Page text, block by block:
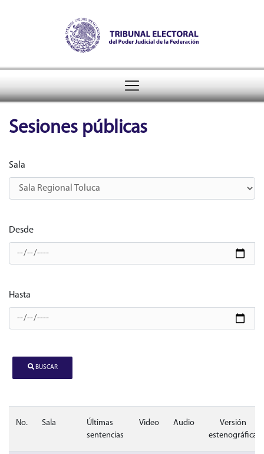
Tribunal Electoral del
header
Sesiones públicas
Filtros de búsqueda de sesiones públicas
Sala
Filtros de búsqueda con rango de fechas
Desde
Hasta
BUSCAR
No. Sala
Últimas
sentencias
Video Audio
Versión
estenográfica